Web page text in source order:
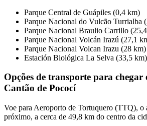
Parque Central de Guápiles (0,4 km)
Parque Nacional do Vulcão Turrialba
Parque Nacional Braulio Carrillo
Parque Nacional Volcán Irazú (27,1
Parque Nacional Volcan Irazu (28 km)
Estación Biológica La Selva (33,5 km)
Opções de transporte para chegar
Cantão de Pococí
Voe para Aeroporto de Tortuquero (TTQ), o
próximo, a cerca de 49,8 km do centro da